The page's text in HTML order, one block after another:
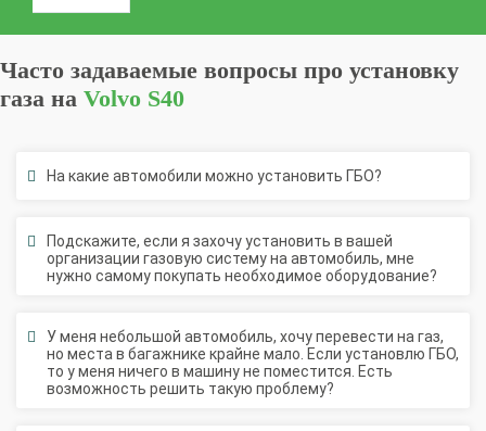
газа наVolvo S40
организации газовую систему на автомобиль, мне
нужно самому покупать необходимое оборудование?
но места в багажнике крайне мало. Если установлю ГБО,
то у меня ничего в машину не поместится. Есть
возможность решить такую проблему?